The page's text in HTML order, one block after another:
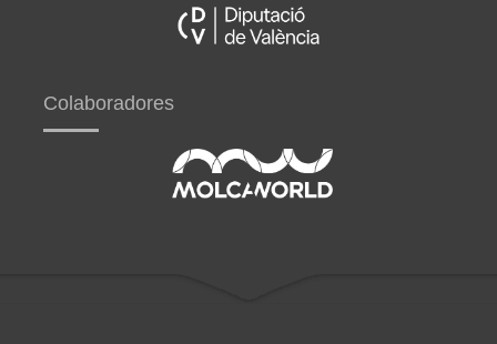
Colaboradores